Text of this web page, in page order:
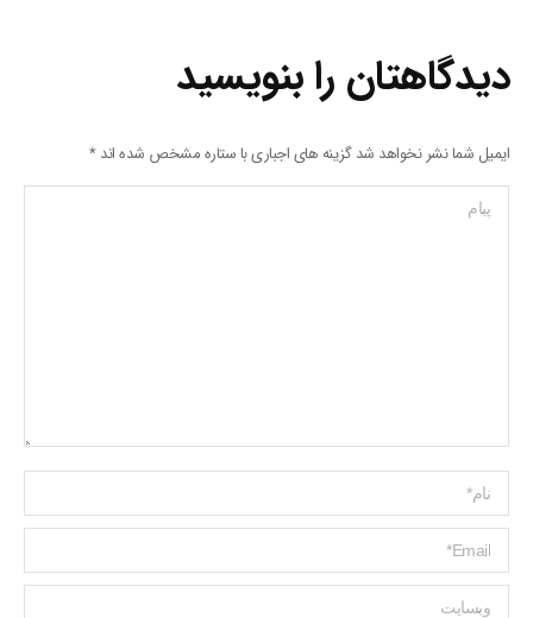
دیدگاهتان را بنویسید
ایمیل شما نشر نخواهد شد گزینه های اجباری با ستاره مشخص شده اند*
پیام
Name *
ایمیل *
وبسایت